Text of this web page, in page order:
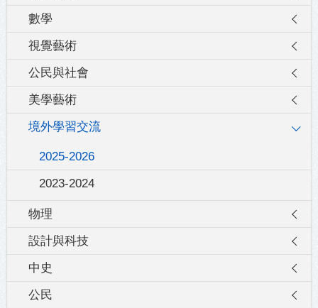
數學
視覺藝術
公民與社會
美學藝術
境外學習交流
2025-2026
2023-2024
物理
設計與科技
中史
公民